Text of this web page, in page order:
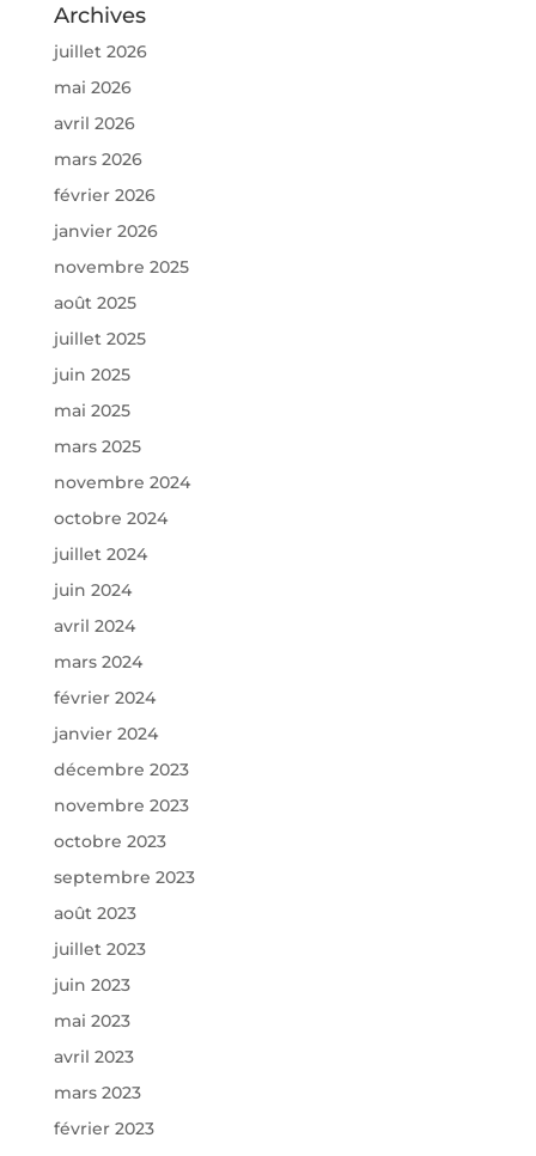
Archives
juillet 2026
mai 2026
avril 2026
mars 2026
février 2026
janvier 2026
novembre 2025
août 2025
juillet 2025
juin 2025
mai 2025
mars 2025
novembre 2024
octobre 2024
juillet 2024
juin 2024
avril 2024
mars 2024
février 2024
janvier 2024
décembre 2023
novembre 2023
octobre 2023
septembre 2023
août 2023
juillet 2023
juin 2023
mai 2023
avril 2023
mars 2023
février 2023